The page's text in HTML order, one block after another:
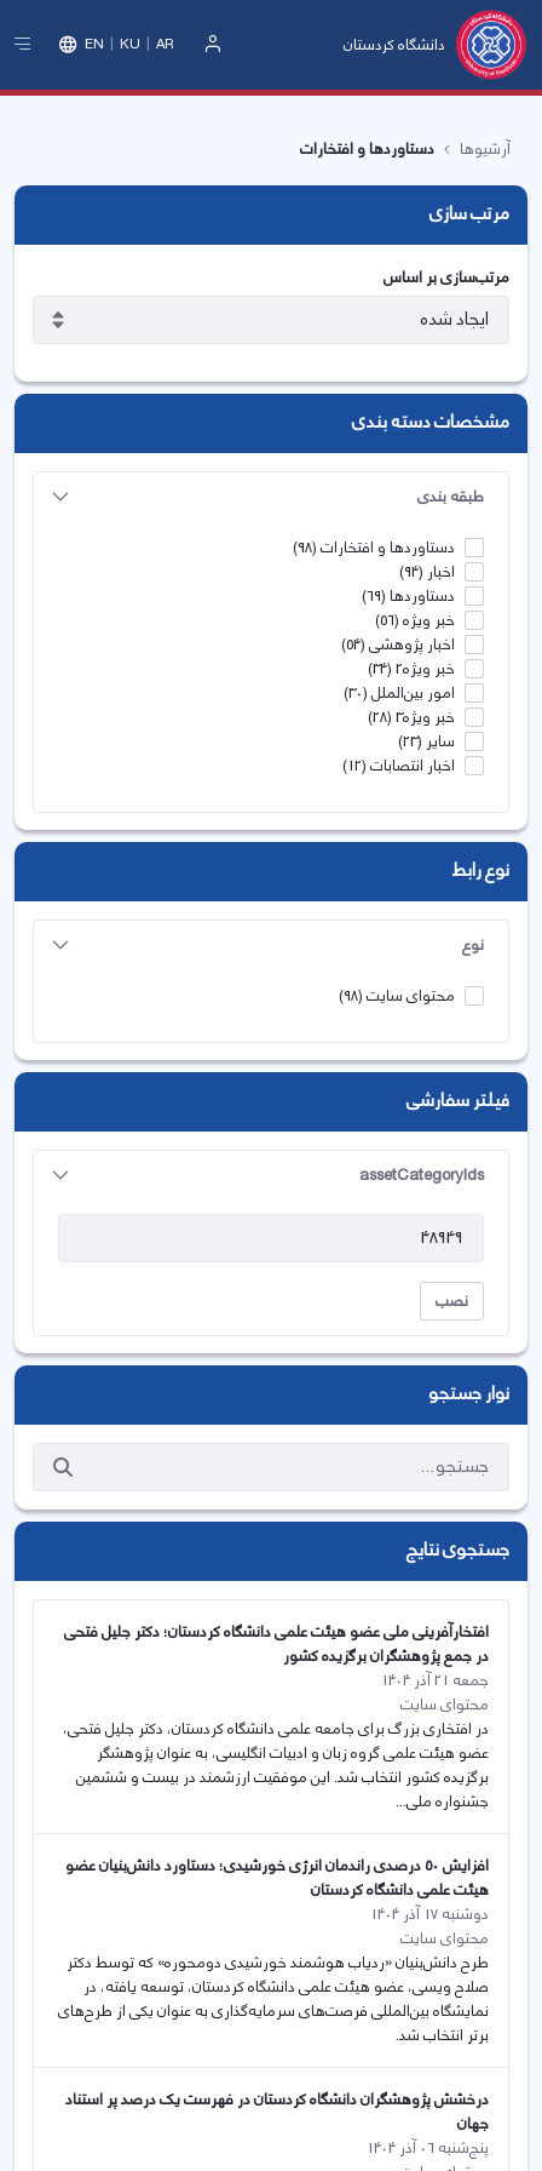
دانشگاه کردستان EN KU AR
آرشیوها دستاوردها و افتخارات
مرتب سازی
مرتب‌سازی بر اساس
مشخصات دسته بندی
طبقه بندی
دستاوردها و افتخارات(98)
اخبار (94)
دستاوردها(69)
خبر ویژه(56)
اخبار پژوهشی(54)
خبر ویژه2 (34)
امور بین‌الملل(30)
خبر ویژه3 (28)
سایر (23)
اخبار انتصابات(12)
نوع رابط
نوع
محتوای سایت(98)
فیلتر سفارشی
assetCategoryIds
نصب
نوار جستجو
جستجوی نتایج
افتخارآفرینی ملی عضو هیئت علمی دانشگاه کردستان؛ دکتر جلیل فتحی
در جمع پژوهشگران برگزیده کشور
جمعه 21 آذر 1404
محتوای سایت
در افتخاری بزرگ برای جامعه علمی دانشگاه کردستان، دکتر جلیل فتحی،
عضو هیئت علمی گروه زبان و ادبیات انگلیسی، به عنوان پژوهشگر
برگزیده کشور انتخاب شد. این موفقیت ارزشمند در بیست و ششمین
جشنواره ملی...
افزایش ۵۰ درصدی راندمان انرژی خورشیدی؛ دستاورد دانش‌بنیان عضو
هیئت علمی دانشگاه کردستان
دوشنبه 17 آذر 1404
محتوای سایت
طرح دانش‌بنیان «ردیاب هوشمند خورشیدی دومحوره» که توسط دکتر
صلاح ویسی، عضو هیئت علمی دانشگاه کردستان، توسعه یافته، در
نمایشگاه بین‌المللی فرصت‌های سرمایه‌گذاری به عنوان یکی از طرح‌های
برتر انتخاب شد.
درخشش پژوهشگران دانشگاه کردستان در فهرست یک درصد پر استناد
جهان
پنج‌شنبه 06 آذر 1404